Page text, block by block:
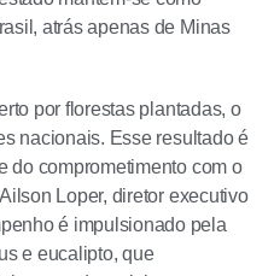
atrás apenas de Minas
por florestas plantadas, o
nacionais. Esse resultado é
do comprometimento com o
Loper, diretor executivo
é impulsionado pela
e eucalipto, que